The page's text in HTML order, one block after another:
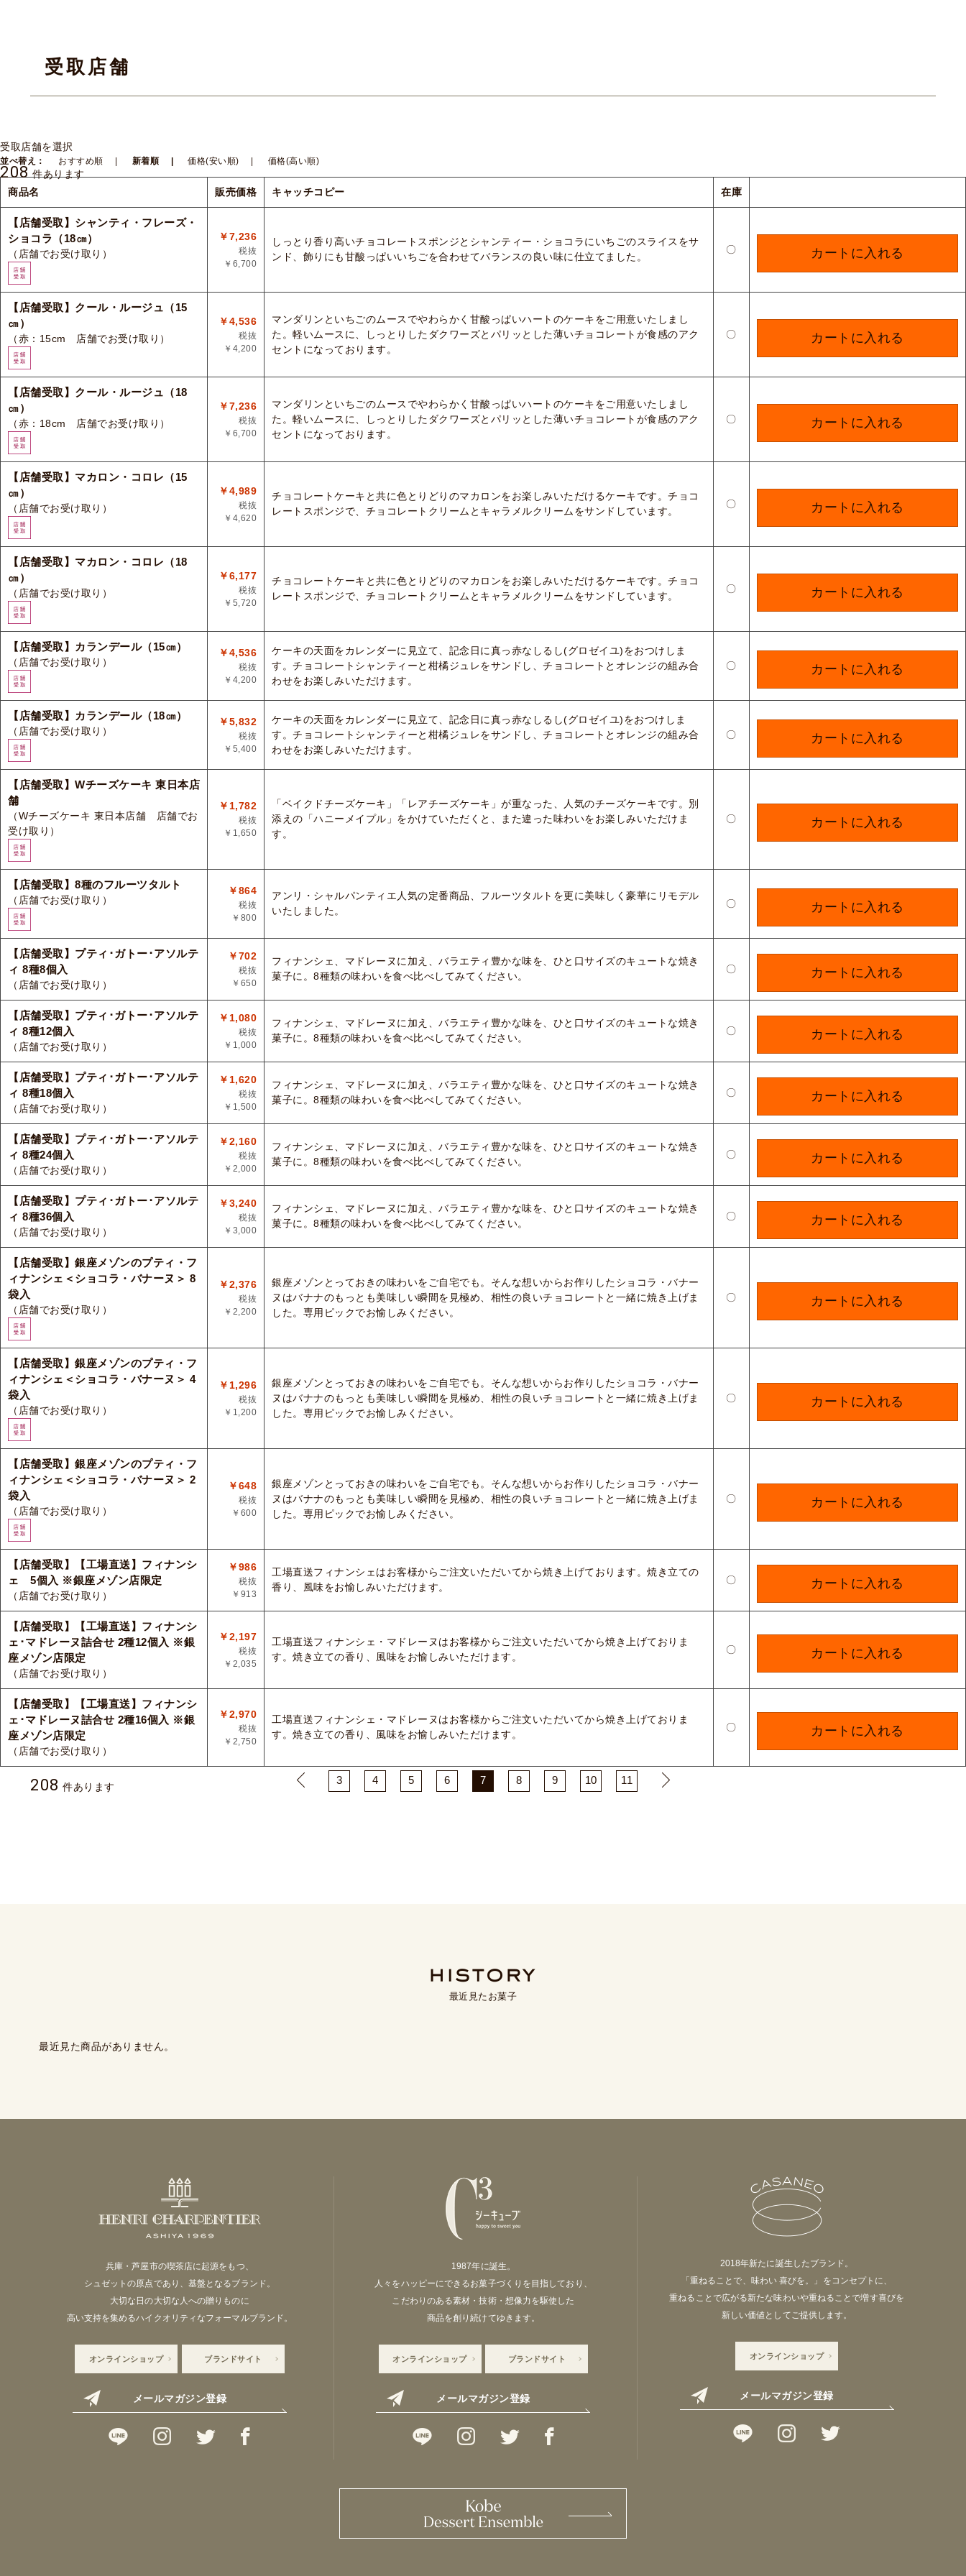
受取店舗
受取店舗を選択
並べ替え： おすすめ順 新着順 価格(安い順) 価格(高い順)
208 件あります
商品名
販売価格 キャッチコピー 在庫
【店舗受取】シャンティ・フレーズ・
ショコラ（18㎝）
（店舗でお受け取り）
￥7,236
税抜
￥6,700
しっとり香り高いチョコレートスポンジとシャンティー・ショコラにいちごのスライスをサ
ンド、飾りにも甘酸っぱいいちごを合わせてバランスの良い味に仕立てました。
〇 カートに入れる
【店舗受取】クール・ルージュ（15
㎝）
（赤：15cm 店舗でお受け取り）
￥4,536
税抜
￥4,200
マンダリンといちごのムースでやわらかく甘酸っぱいハートのケーキをご用意いたしまし
た。軽いムースに、しっとりしたダクワーズとパリッとした薄いチョコレートが食感のアク
セントになっております。
〇 カートに入れる
【店舗受取】クール・ルージュ（18
㎝）
（赤：18cm 店舗でお受け取り）
￥7,236
税抜
￥6,700
マンダリンといちごのムースでやわらかく甘酸っぱいハートのケーキをご用意いたしまし
た。軽いムースに、しっとりしたダクワーズとパリッとした薄いチョコレートが食感のアク
セントになっております。
〇 カートに入れる
【店舗受取】マカロン・コロレ（15
㎝）
（店舗でお受け取り）
￥4,989
税抜
￥4,620
チョコレートケーキと共に色とりどりのマカロンをお楽しみいただけるケーキです。チョコ
レートスポンジで、チョコレートクリームとキャラメルクリームをサンドしています。
〇 カートに入れる
【店舗受取】マカロン・コロレ（18
㎝）
（店舗でお受け取り）
￥6,177
税抜
￥5,720
チョコレートケーキと共に色とりどりのマカロンをお楽しみいただけるケーキです。チョコ
レートスポンジで、チョコレートクリームとキャラメルクリームをサンドしています。
〇 カートに入れる
【店舗受取】カランデール（15㎝）
（店舗でお受け取り）
￥4,536
税抜
￥4,200
ケーキの天面をカレンダーに見立て、記念日に真っ赤なしるし(グロゼイユ)をおつけしま
す。チョコレートシャンティーと柑橘ジュレをサンドし、チョコレートとオレンジの組み合
わせをお楽しみいただけます。
〇 カートに入れる
【店舗受取】カランデール（18㎝）
（店舗でお受け取り）
￥5,832
税抜
￥5,400
ケーキの天面をカレンダーに見立て、記念日に真っ赤なしるし(グロゼイユ)をおつけしま
す。チョコレートシャンティーと柑橘ジュレをサンドし、チョコレートとオレンジの組み合
わせをお楽しみいただけます。
〇 カートに入れる
【店舗受取】Wチーズケーキ 東日本店
舗
（Wチーズケーキ 東日本店舗 店舗でお
受け取り）
￥1,782
税抜
￥1,650
「ベイクドチーズケーキ」「レアチーズケーキ」が重なった、人気のチーズケーキです。別
添えの「ハニーメイプル」をかけていただくと、また違った味わいをお楽しみいただけま
す。
〇 カートに入れる
【店舗受取】8種のフルーツタルト
（店舗でお受け取り）
￥864
税抜
￥800
アンリ・シャルパンティエ人気の定番商品、フルーツタルトを更に美味しく豪華にリモデル
いたしました。
〇 カートに入れる
【店舗受取】プティ･ガトー･アソルテ
ィ 8種8個入
（店舗でお受け取り）
￥702
税抜
￥650
フィナンシェ、マドレーヌに加え、バラエティ豊かな味を、ひと口サイズのキュートな焼き
菓子に。8種類の味わいを食べ比べしてみてください。
〇 カートに入れる
【店舗受取】プティ･ガトー･アソルテ
ィ 8種12個入
（店舗でお受け取り）
￥1,080
税抜
￥1,000
フィナンシェ、マドレーヌに加え、バラエティ豊かな味を、ひと口サイズのキュートな焼き
菓子に。8種類の味わいを食べ比べしてみてください。
〇 カートに入れる
【店舗受取】プティ･ガトー･アソルテ
ィ 8種18個入
（店舗でお受け取り）
￥1,620
税抜
￥1,500
フィナンシェ、マドレーヌに加え、バラエティ豊かな味を、ひと口サイズのキュートな焼き
菓子に。8種類の味わいを食べ比べしてみてください。
〇 カートに入れる
【店舗受取】プティ･ガトー･アソルテ
ィ 8種24個入
（店舗でお受け取り）
￥2,160
税抜
￥2,000
フィナンシェ、マドレーヌに加え、バラエティ豊かな味を、ひと口サイズのキュートな焼き
菓子に。8種類の味わいを食べ比べしてみてください。
〇 カートに入れる
【店舗受取】プティ･ガトー･アソルテ
ィ 8種36個入
（店舗でお受け取り）
￥3,240
税抜
￥3,000
フィナンシェ、マドレーヌに加え、バラエティ豊かな味を、ひと口サイズのキュートな焼き
菓子に。8種類の味わいを食べ比べしてみてください。
〇 カートに入れる
【店舗受取】銀座メゾンのプティ・フ
ィナンシェ＜ショコラ・バナーヌ＞ 8
袋入
（店舗でお受け取り）
￥2,376
税抜
￥2,200
銀座メゾンとっておきの味わいをご自宅でも。そんな想いからお作りしたショコラ・バナー
ヌはバナナのもっとも美味しい瞬間を見極め、相性の良いチョコレートと一緒に焼き上げま
した。専用ピックでお愉しみください。
〇 カートに入れる
【店舗受取】銀座メゾンのプティ・フ
ィナンシェ＜ショコラ・バナーヌ＞ 4
袋入
（店舗でお受け取り）
￥1,296
税抜
￥1,200
銀座メゾンとっておきの味わいをご自宅でも。そんな想いからお作りしたショコラ・バナー
ヌはバナナのもっとも美味しい瞬間を見極め、相性の良いチョコレートと一緒に焼き上げま
した。専用ピックでお愉しみください。
〇 カートに入れる
【店舗受取】銀座メゾンのプティ・フ
ィナンシェ＜ショコラ・バナーヌ＞ 2
袋入
（店舗でお受け取り）
￥648
税抜
￥600
銀座メゾンとっておきの味わいをご自宅でも。そんな想いからお作りしたショコラ・バナー
ヌはバナナのもっとも美味しい瞬間を見極め、相性の良いチョコレートと一緒に焼き上げま
した。専用ピックでお愉しみください。
〇 カートに入れる
【店舗受取】【工場直送】フィナンシ
ェ 5個入 ※銀座メゾン店限定
（店舗でお受け取り）
￥986
税抜
￥913
工場直送フィナンシェはお客様からご注文いただいてから焼き上げております。焼き立ての
香り、風味をお愉しみいただけます。
〇 カートに入れる
【店舗受取】【工場直送】フィナンシ
ェ･マドレーヌ詰合せ 2種12個入 ※銀
座メゾン店限定
（店舗でお受け取り）
￥2,197
税抜
￥2,035
工場直送フィナンシェ・マドレーヌはお客様からご注文いただいてから焼き上げておりま
す。焼き立ての香り、風味をお愉しみいただけます。
〇 カートに入れる
【店舗受取】【工場直送】フィナンシ
ェ･マドレーヌ詰合せ 2種16個入 ※銀
座メゾン店限定
（店舗でお受け取り）
￥2,970
税抜
￥2,750
工場直送フィナンシェ・マドレーヌはお客様からご注文いただいてから焼き上げておりま
す。焼き立ての香り、風味をお愉しみいただけます。
〇 カートに入れる
208 件あります
3 4 5 6 7 8 9 10 11
最近見たお菓子
最近見た商品がありません。
兵庫・芦屋市の喫茶店に起源をもつ、
シュゼットの原点であり、基盤となるブランド。
大切な日の大切な人への贈りものに
高い支持を集めるハイクオリティなフォーマルブランド。
オンラインショップ ブランドサイト
メールマガジン登録
1987年に誕生。
人々をハッピーにできるお菓子づくりを目指しており、
こだわりのある素材・技術・想像力を駆使した
商品を創り続けてゆきます。
オンラインショップ ブランドサイト
メールマガジン登録
2018年新たに誕生したブランド。
「重ねることで、味わい 喜びを。」をコンセプトに、
重ねることで広がる新たな味わいや重ねることで増す喜びを
新しい価値としてご提供します。
オンラインショップ
メールマガジン登録